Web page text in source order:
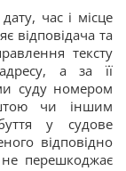
час і місце
відповідача та
тексту
а за її
суду номером
чи іншим
у судове
відповідно
не перешкоджає